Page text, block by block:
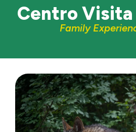
Centro Visita
Family